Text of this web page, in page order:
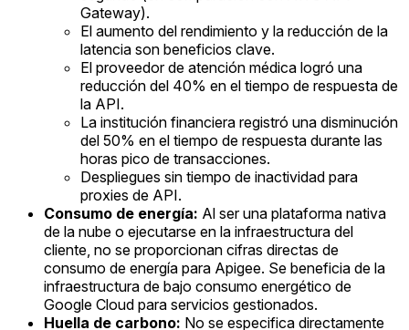
Gateway).
El aumento del rendimiento y la reducción de la
latencia son beneficios clave.
El proveedor de atención médica logró una
reducción del 40% en el tiempo de respuesta de
la API.
La institución financiera registró una disminución
del 50% en el tiempo de respuesta durante las
horas pico de transacciones.
Despliegues sin tiempo de inactividad para
proxies de API.
Consumo de energía: Al ser una plataforma nativa
de la nube o ejecutarse en la infraestructura del
cliente, no se proporcionan cifras directas de
consumo de energía para Apigee. Se beneficia de la
infraestructura de bajo consumo energético de
Google Cloud para servicios gestionados.
Huella de carbono: No se especifica directamente